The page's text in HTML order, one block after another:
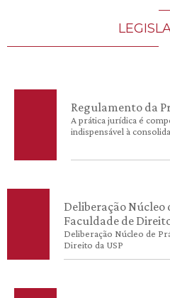
Regulamento da
A prática jurídica é
indispensável à
Deliberação Núcleo
Faculdade de
Deliberação Núcleo de
Direito da USP